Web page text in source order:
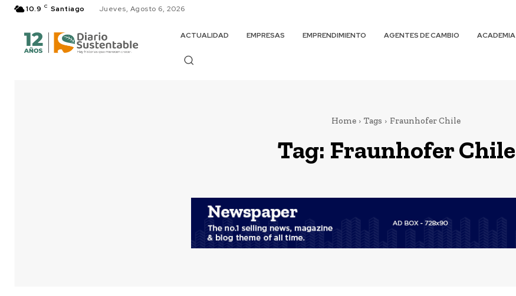
10.9 C Santiago Jueves, Agosto 6, 2026
ACTUALIDAD EMPRESAS EMPRENDIMIENTO AGENTES DE CAMBIO ACADEMIA
Home Tags Fraunhofer Chile
Tag: Fraunhofer Chile